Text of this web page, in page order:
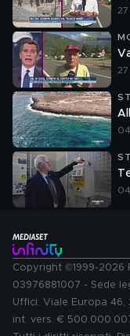
Copyright ©1999-2026
03976881007 - Sede
Uffici: Viale Europa
int. vers. €